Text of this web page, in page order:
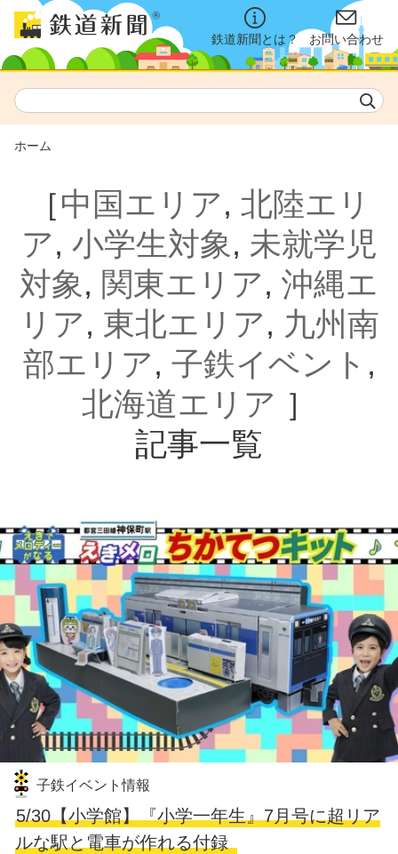
鉄道新聞とは？ お問い合わせ
ホーム
［中国エリア, 北陸エリ
ア, 小学生対象, 未就学児
対象, 関東エリア, 沖縄エ
リア, 東北エリア, 九州南
部エリア, 子鉄イベント ,
北海道エリア ］
記事一覧
子鉄イベント情報
5/30【小学館】『小学一年生』7月号に超リア
ルな駅と電車が作れる付録